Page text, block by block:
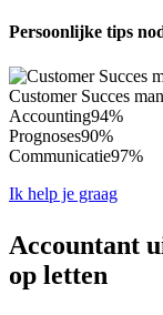
Persoonlijke tips
Customer Succes
Accounting94%
Prognoses90%
Communicatie97%
Ik help je graag
Accountant
op letten